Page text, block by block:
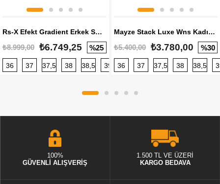
Rs-X Efekt Gradient Erkek Sneaker
₺8.999,00 ₺6.749,25 %25
36 37 37,5 38 38,5 39 40 40,5 41 42 42,5
Mayze Stack Luxe Wns Kadın Sneaker
₺5.400,00 ₺3.780,00 %30
36 37 37,5 38 38,5
100%
GÜVENLİ ALIŞVERİŞ
1.500 TL VE ÜZERİ
KARGO BEDAVA